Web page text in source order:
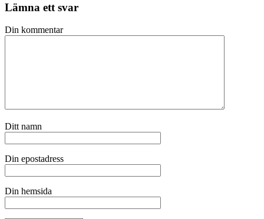
Lämna ett svar
Din kommentar
Ditt namn
Din epostadress
Din hemsida